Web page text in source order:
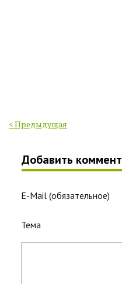
< Предыдущая
Добавить
E-Mail (обязательное)
Тема